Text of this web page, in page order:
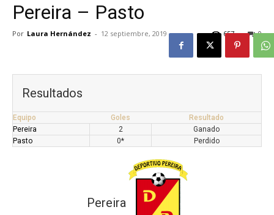
Pereira – Pasto
Por Laura Hernández - 12 septiembre, 2019 0
657
Resultados
Equipo Goles
Resultado
Pereira
2
Ganado
Pasto
0* Perdido
Pereira